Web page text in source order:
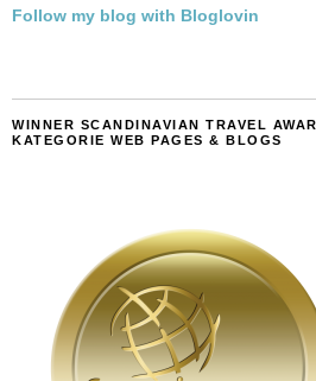
Follow my blog with Bloglovin
WINNER SCANDINAVIAN TRAVEL
KATEGORIE WEB PAGES & BLOGS